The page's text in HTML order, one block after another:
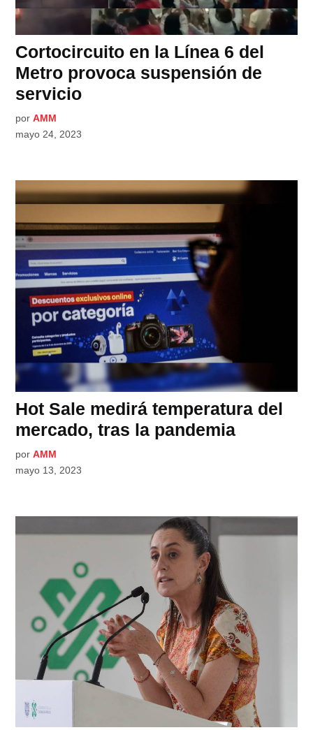
Cortocircuito en la Línea 6 del
Metro provoca suspensión de
servicio
por AMM
mayo 24, 2023
Hot Sale medirá temperatura del
mercado, tras la pandemia
por AMM
mayo 13, 2023